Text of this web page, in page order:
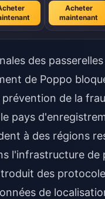
Acheter
maintenant
des passerelles
de Poppo
de la
pays
à des régions
l'infrastructure de
des
de